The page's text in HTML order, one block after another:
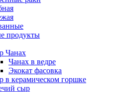
продукты
Чанах
Чанах в ведре
Экокат фасовка
в керамическом горшке
сыр